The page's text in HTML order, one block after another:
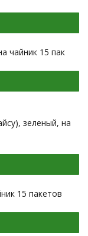
чайник 15 пак
зеленый, на
15 пакетов